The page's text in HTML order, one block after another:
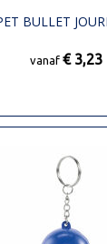
BULLET
vanaf € 3,23